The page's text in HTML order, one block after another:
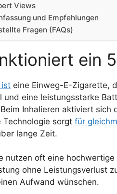
Views
und Empfehlungen
Fragen (FAQs)
ein
ist eine Einweg-E-Zigarette,
und eine leistungsstarke
Inhalieren aktiviert
Technologie sorgt für
lange Zeit.
nutzen oft eine
ohne Leistungsverlust
Aufwand wünschen.